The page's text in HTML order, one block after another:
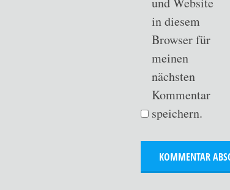
in diesem
Browser für
meinen
nächsten
Kommentar
speichern.